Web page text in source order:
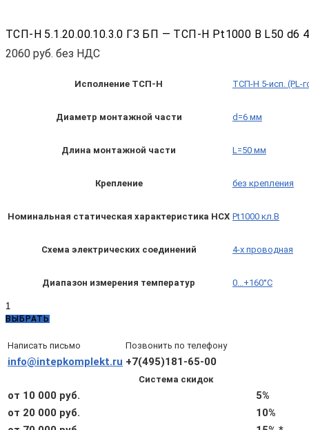
ТСП-Н 5.1.20.00.10.3.0 ГЗ БП — ТСП-Н Pt1000 B L50 d6
2060 руб. без НДС
Исполнение ТСП-Н ТСП-Н 5-исп. (PL-
Диаметр монтажной части d=6 мм
Длина монтажной части L=50 мм
Крепление без крепления
Номинальная статическая характеристика НСХ Pt1000 кл.B
Схема электрических соединений 4-х проводная
Диапазон измерения температур 0…+160°C
Количество
товара
Н
5.1.20.00.10.3.0
ГЗ
—
Н
ВЫБРАТЬ
Написать письмо Позвонить по телефону
info@intepkomplekt.ru +7(495)181-65-00
Система скидок
от 10 000 руб.
5%
от 20 000 руб.
10%